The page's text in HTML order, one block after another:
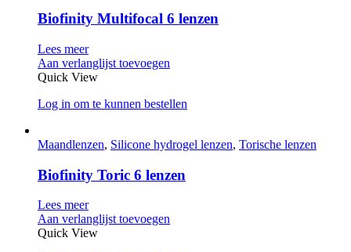
Biofinity Multifocal 6 lenzen
Lees meer
Aan verlanglijst toevoegen
Quick View
Log in om te kunnen bestellen
Maandlenzen, Silicone hydrogel lenzen, Torische lenzen
Biofinity Toric 6 lenzen
Lees meer
Aan verlanglijst toevoegen
Quick View